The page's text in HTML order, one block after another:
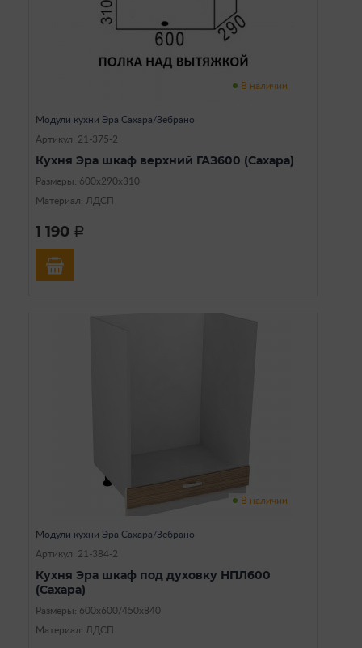
В наличии
Модули кухни Эра Сахара/Зебрано
Артикул: 21-375-2
Кухня Эра шкаф верхний ГАЗ600 (Сахара)
Размеры: 600х290х310
Материал: ЛДСП
1 190 a
В наличии
Модули кухни Эра Сахара/Зебрано
Артикул: 21-384-2
Кухня Эра шкаф под духовку НПЛ600
(Сахара)
Размеры: 600х600/450х840
Материал: ЛДСП